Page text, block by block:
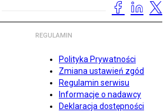
REGULAMIN
Polityka Prywatności
Zmiana ustawień zgód
Regulamin serwisu
Informacje o nadawcy
Deklaracja dostępności